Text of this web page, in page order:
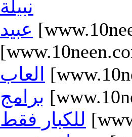
نبيلة
عبيد
العاب
برامج
للكبار فقط